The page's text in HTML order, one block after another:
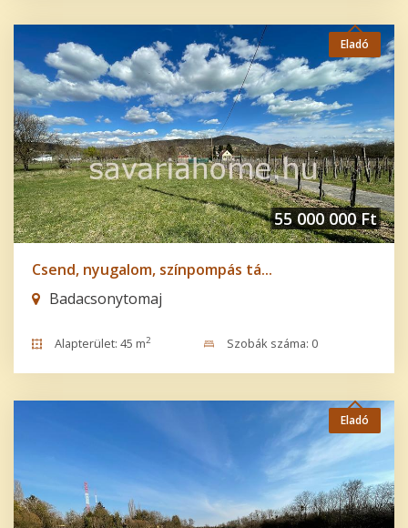
Eladó
55 000 000 Ft
Csend, nyugalom, színpompás tá...
Badacsonytomaj
Alapterület: 45 m2 Szobák száma: 0
Eladó